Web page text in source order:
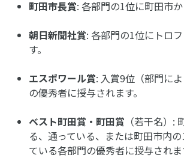
町田市長賞: 各部門の1位に町田市か
朝日新聞社賞: 各部門の1位にトロ
す。
エスポワール賞: 入賞9位（部門に
の優秀者に授与されます。
ベスト町田賞・町田賞 （若干名）:
る、通っている、または町田市内
ている各部門の優秀者に授与されま